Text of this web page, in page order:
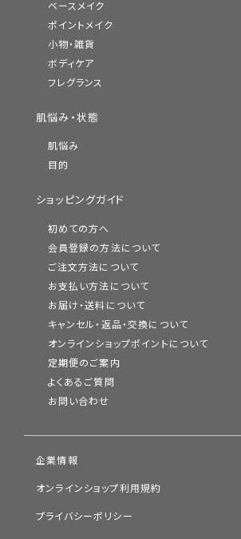
ベースメイク
ポイントメイク
小物・雑貨
ボディケア
フレグランス
肌悩み・状態
肌悩み
目的
ショッピングガイド
初めての方へ
会員登録の方法について
ご注文方法について
お支払い方法について
お届け・送料について
キャンセル・返品・交換について
オンラインショップポイントについて
定期便のご案内
よくあるご質問
お問い合わせ
企業情報
オンラインショップ利用規約
プライバシーポリシー